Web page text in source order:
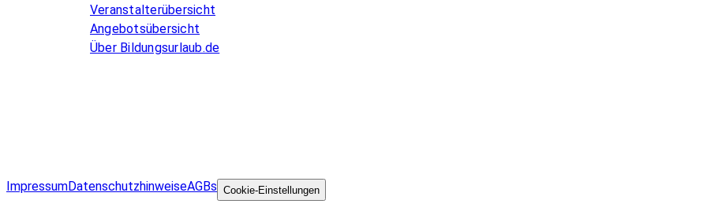
Veranstalterübersicht
Angebotsübersicht
Über Bildungsurlaub.de
ImpressumDatenschutzhinweiseAGBs Cookie-Einstellungen